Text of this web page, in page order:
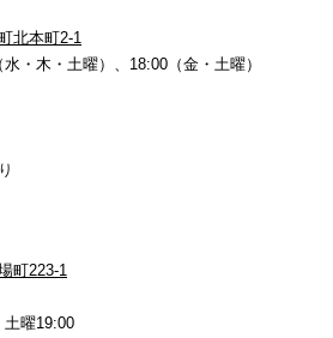
北本町2-1
・木・土曜）、18:00（金・土曜）
町223-1
土曜19:00